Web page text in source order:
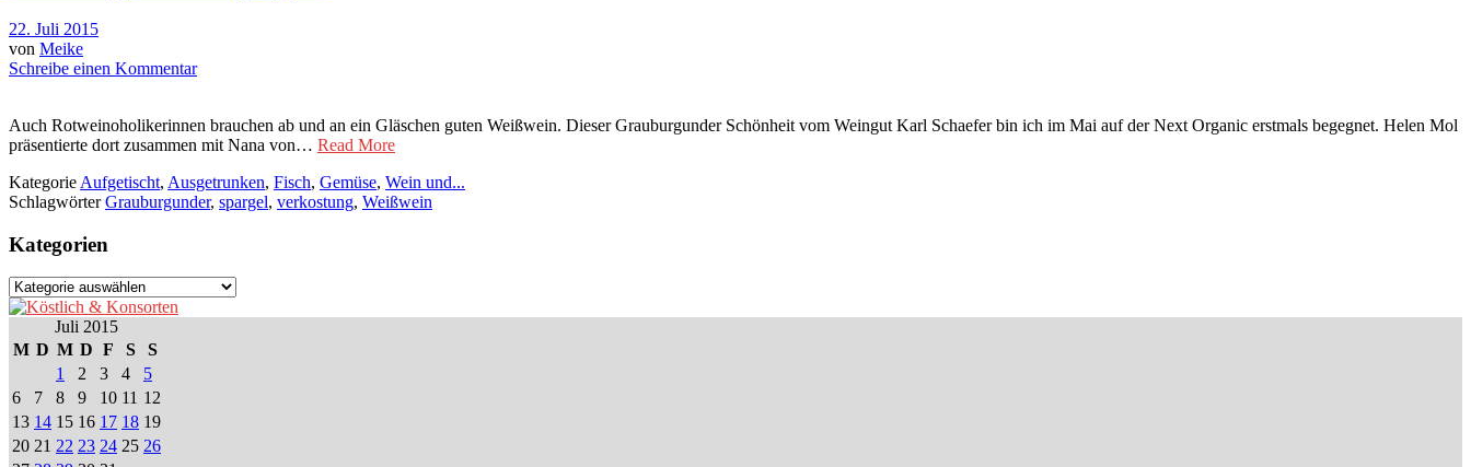
22. Juli 2015
von Meike
Schreibe einen Kommentar
Auch Rotweinoholikerinnen brauchen ab und an ein Gläschen guten Weißwein. Dieser Grauburgunder Schönheit vom Weingut Karl Schaefer bin ich im Mai auf der Next Organic erstmals begegnet. Helen Mol
präsentierte dort zusammen mit Nana von… Read More
Kategorie Aufgetischt, Ausgetrunken, Fisch, Gemüse, Wein und...
SchlagwörterGrauburgunder, spargel, verkostung, Weißwein
Kategorien
Kategorien
Juli 2015
M D M D F S
S
1
2 3 4
5
6
7 8 9 10 11 12
13 14 15 16 17 18 19
20 21 22 23 24 25 26